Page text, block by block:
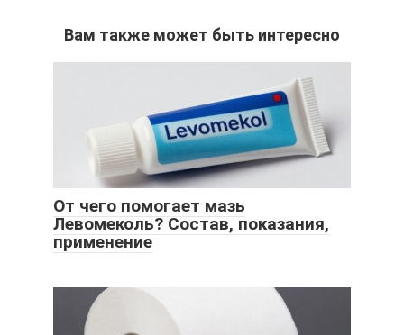
Вам также может быть интересно
От чего помогает мазь
Левомеколь? Состав, показания,
применение